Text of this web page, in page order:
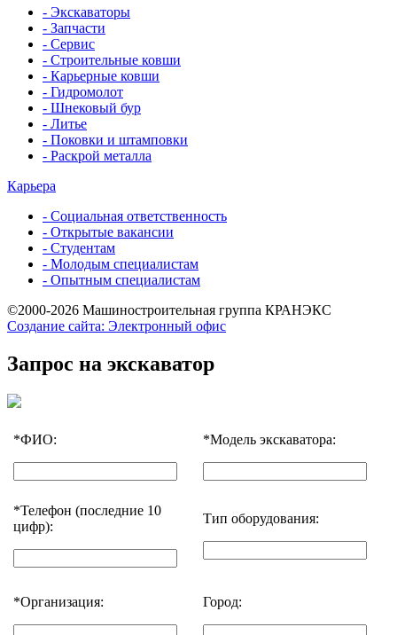
- Экскаваторы
- Запчасти
- Сервис
- Строительные ковши
- Карьерные ковши
- Гидромолот
- Шнековый бур
- Литье
- Поковки и штамповки
- Раскрой металла
Карьера
- Социальная ответственность
- Открытые вакансии
- Студентам
- Молодым специалистам
- Опытным специалистам
©2000-2026 Машиностроительная группа КРАНЭКС
Создание сайта: Электронный офис
Запрос на экскаватор
*ФИО: *Модель экскаватора:
*Телефон (последние 10
цифр):
Тип оборудования:
*Организация: Город: